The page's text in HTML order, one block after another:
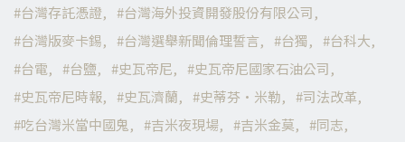
台灣存託憑證
台灣海外投資開發股份有限公司
台灣版麥卡錫
台灣選舉新聞倫理誓言 台獨
台科大
台電
台鹽 史瓦帝尼
史瓦帝尼國家石油公司
史瓦帝尼時報
史瓦濟蘭 史蒂芬·米勒
司法改革
吃台灣米當中國鬼
吉米夜現場 吉米金莫
同志